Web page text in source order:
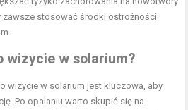
zawsze stosować środki ostrożności
wizycie w solarium?
wizycie w solarium jest kluczowa, aby
Po opalaniu warto skupić się na